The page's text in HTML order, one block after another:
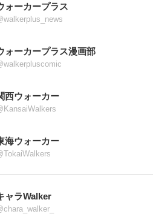
ォーカープラス
ォーカープラス漫画部
西ウォーカー
海ウォーカー
ャラWalker